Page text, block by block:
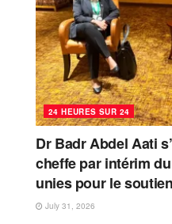
24 HEURES SUR 24
Dr Badr Abdel Aati
cheffe par intérim
unies pour le
July 31, 2026